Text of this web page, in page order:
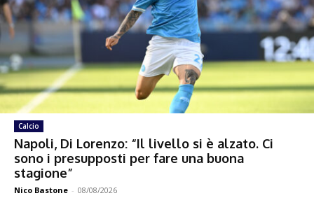
Calcio
Napoli, Di Lorenzo: “Il livello si è alzato. Ci
sono i presupposti per fare una buona
stagione”
Nico Bastone - 08/08/2026